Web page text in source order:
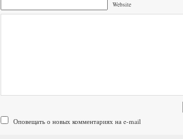
Website
Оповещать о новых комментариях на e-mail